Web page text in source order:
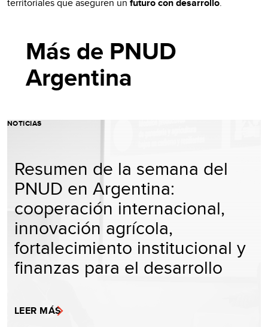
Más de PNUD
Argentina
NOTICIAS
Resumen de la semana del
PNUD en Argentina:
cooperación internacional,
innovación agrícola,
fortalecimiento institucional y
finanzas para el desarrollo
LEER MÁS